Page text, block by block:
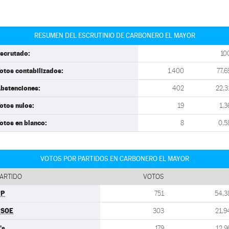
RESUMEN DEL ESCRUTINIO DE CARBONERO EL MAYOR
contabilizados: 1.400
402
nulos: 19
en blanco: 8
VOTOS POR PARTIDOS EN CARBONERO EL MAYOR
VOTOS
751
303